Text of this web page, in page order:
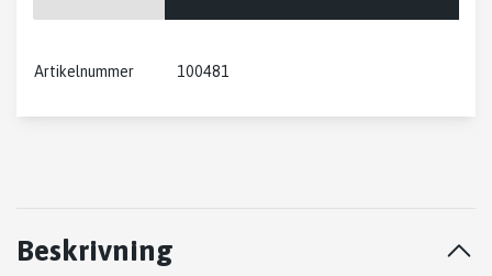
Artikelnummer 100481
Beskrivning